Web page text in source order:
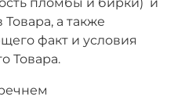
Товара, а также
факт и условия
Товара.